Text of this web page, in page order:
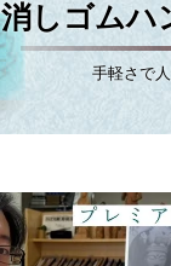
消しゴムハ
手軽さで